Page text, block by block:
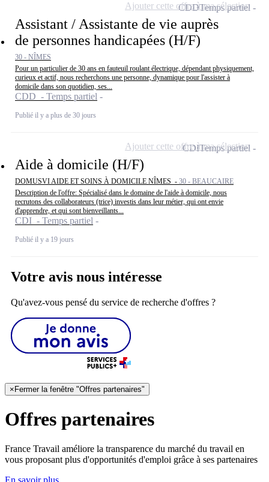
Assistant / Assistante de vie auprès
de personnes handicapées (H/F)
30 - NÎMES
Pour un particulier de 30 ans en fauteuil roulant électrique, dépendant physiquement,
curieux et actif, nous recherchons une personne, dynamique pour l'assister à
domicile dans son quotidien, ses...
CDD - Temps partiel
Publié il y a plus de 30 jours
CDDTemps partiel
Ajouter cette offre à ma sélection
Aide à domicile (H/F)
DOMUSVI AIDE ET SOINS À DOMICILE NÎMES - 30 - BEAUCAIRE
Description de l'offre: Spécialisé dans le domaine de l'aide à domicile, nous
recrutons des collaborateurs (trice) investis dans leur métier, qui ont envie
d'apprendre, et qui sont bienveillants...
CDI - Temps partiel
Publié il y a 19 jours
CDITemps partiel
Ajouter cette offre à ma sélection
Votre avis nous intéresse
Qu'avez-vous pensé du service de recherche d'offres ?
× Fermer la fenêtre "Offres partenaires"
Offres partenaires
France Travail améliore la transparence du marché du travail en
vous proposant plus d'opportunités d'emploi grâce à ses partenaires
En savoir plus